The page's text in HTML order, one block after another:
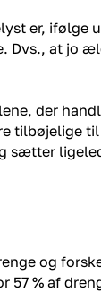
er,
Dvs., at jo
der
sætter
og
57 % af